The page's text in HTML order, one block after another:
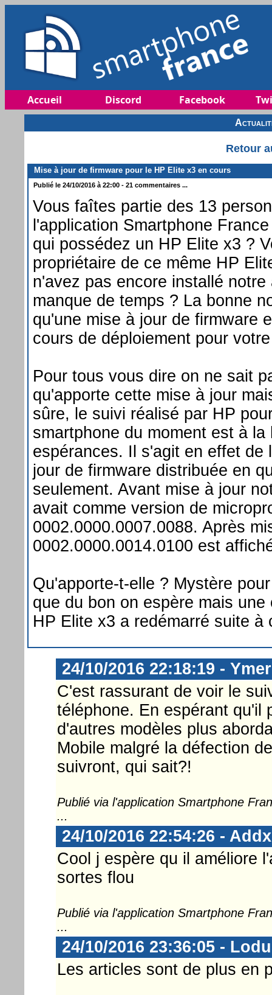
Accueil Discord Facebook
Retour
Mise à jour de firmware pour le HP Elite x3 en cours
Publié le 24/10/2016 à 22:00 - 21 commentaires ...
Vous faîtes partie des 13
l'application Smartphone
qui possédez un HP Elite x3 ?
propriétaire de ce même HP
n'avez pas encore installé notre
manque de temps ? La bonne
qu'une mise à jour de firmware
cours de déploiement pour
Pour tous vous dire on ne sait
qu'apporte cette mise à jour
sûre, le suivi réalisé par HP
smartphone du moment est à la
espérances. Il s'agit en effet de
jour de firmware distribuée en
seulement. Avant mise à jour
avait comme version de
0002.0000.0007.0088. Après
0002.0000.0014.0100 est
Qu'apporte-t-elle ? Mystère
que du bon on espère mais
HP Elite x3 a redémarré suite à
24/10/2016 22:18:19 -
C'est rassurant de voir le
téléphone. En espérant qu'il
d'autres modèles plus
Mobile malgré la défection
suivront, qui sait?!
Publié via l'application Smartphone
...
24/10/2016 22:54:26 -
Cool j espère qu il améliore
sortes flou
Publié via l'application Smartphone
...
24/10/2016 23:36:05 -
Les articles sont de plus en